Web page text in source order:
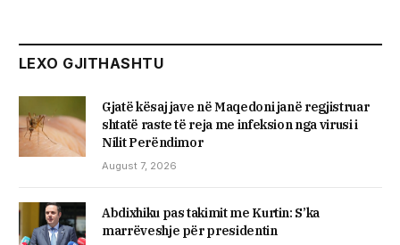
LEXO GJITHASHTU
Gjatë kësaj jave në Maqedoni janë regjistruar
shtatë raste të reja me infeksion nga virusi i
Nilit Perëndimor
August 7, 2026
Abdixhiku pas takimit me Kurtin: S’ka
marrëveshje për presidentin